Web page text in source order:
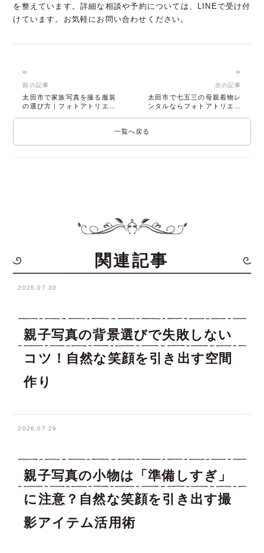
を整えています。詳細な相談や予約については、LINEで受け付
けています。お気軽にお問い合わせください。
«
前の記事
太田市で家族写真を撮る服装
の選び方｜フォトアトリエ
一覧へ戻る
»
次の記事
太田市で七五三の母親着物レ
ンタルならフォトアトリエ
関連記事
2026.07.30
親子写真の背景選びで失敗しない
コツ！自然な笑顔を引き出す空間
作り
2026.07.29
親子写真の小物は「準備しすぎ」
に注意？自然な笑顔を引き出す撮
影アイテム活用術